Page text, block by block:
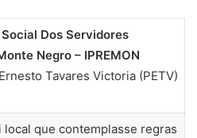
Dos Servidores
Negro – IPREMON
Tavares Victoria (PETV)
que contemplasse regras